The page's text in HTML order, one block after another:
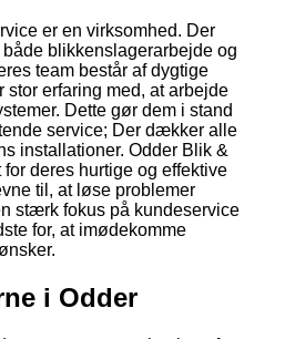
er en virksomhed. Der
blikkenslagerarbejde og
team består af dygtige
erfaring med, at arbejde
Dette gør dem i stand
service; Der dækker alle
installationer. Odder Blik &
deres hurtige og effektive
til, at løse problemer
stærk fokus på kundeservice
for, at imødekomme
i Odder